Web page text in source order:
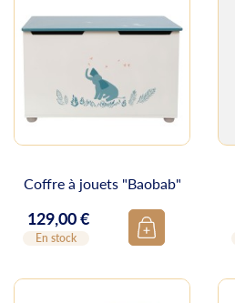
Coffre à jouets "Baobab"
Prix
129,00 €
En stock